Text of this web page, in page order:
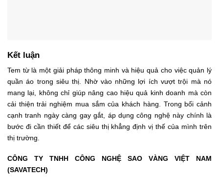
Kết luận
Tem từ là một giải pháp thông minh và hiệu quả cho việc quản lý
quần áo trong siêu thị. Nhờ vào những lợi ích vượt trội mà nó
mang lại, không chỉ giúp nâng cao hiệu quả kinh doanh mà còn
cải thiện trải nghiệm mua sắm của khách hàng. Trong bối cảnh
cạnh tranh ngày càng gay gắt, áp dụng công nghệ này chính là
bước đi cần thiết để các siêu thị khẳng định vị thế của mình trên
thị trường.
CÔNG TY TNHH CÔNG NGHỆ SAO VÀNG VIỆT NAM
(SAVATECH)